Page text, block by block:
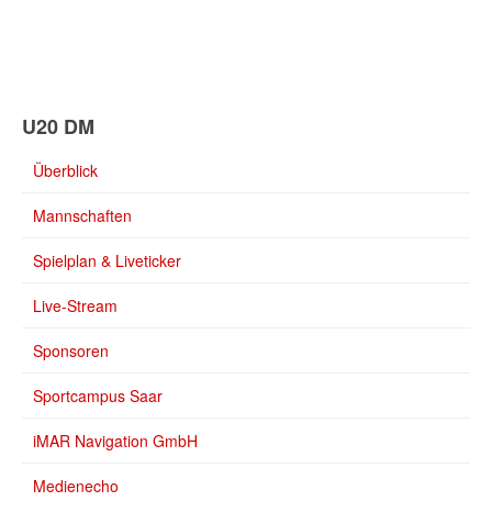
U20 DM
Überblick
Mannschaften
Spielplan & Liveticker
Live-Stream
Sponsoren
Sportcampus Saar
iMAR Navigation GmbH
Medienecho